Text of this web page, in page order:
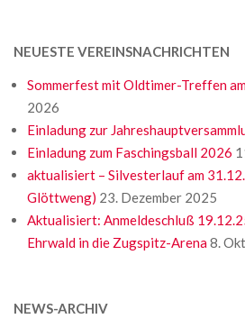
NEUESTE VEREINSNACHRICHTEN
Sommerfest mit Oldtimer-Treffen
2026
Einladung zur
Einladung zum Faschingsball 2026
aktualisiert – Silvesterlauf am
Glöttweng) 23. Dezember 2025
Aktualisiert: Anmeldeschluß
Ehrwald in die Zugspitz-Arena8.
NEWS-ARCHIV